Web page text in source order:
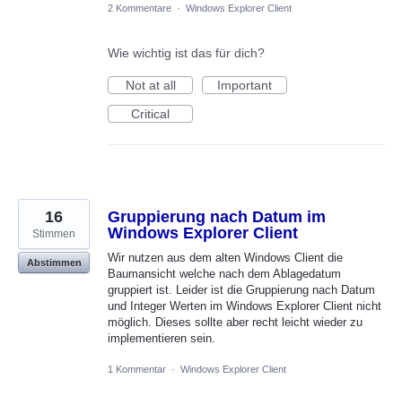
2 Kommentare · Windows Explorer Client
Wie wichtig ist das für dich?
Not at all
Important
Critical
Gruppierung nach Datum im
Windows Explorer Client
Wir nutzen aus dem alten Windows Client die
Baumansicht welche nach dem Ablagedatum
gruppiert ist. Leider ist die Gruppierung nach Datum
und Integer Werten im Windows Explorer Client nicht
möglich. Dieses sollte aber recht leicht wieder zu
implementieren sein.
16
Stimmen
Abstimmen
1 Kommentar · Windows Explorer Client